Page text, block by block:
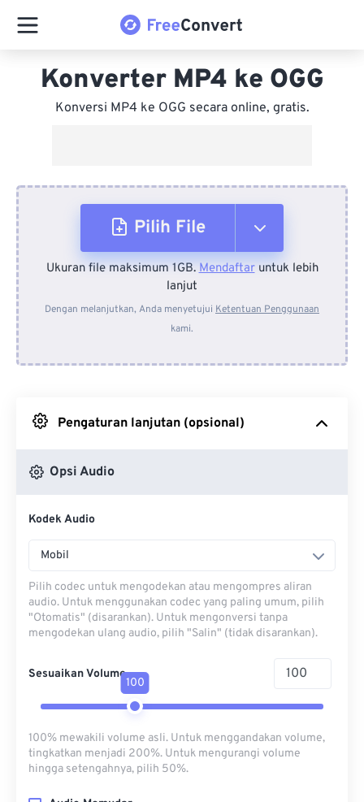
Konverter MP4 ke OGG
Konversi MP4 ke OGG secara online, gratis.
Pilih File
Dari Perangkat
Dari Dropbox
Ukuran file maksimum 1GB.Mendaftaruntuk lebih
lanjut
Dengan melanjutkan, Anda menyetujui Ketentuan Penggunaan
kami.
Pengaturan lanjutan (opsional)
Opsi Audio
Kodek Audio
Mobil
Pilih codec untuk mengodekan atau mengompres aliran
audio. Untuk menggunakan codec yang paling umum, pilih
"Otomatis" (disarankan). Untuk mengonversi tanpa
mengodekan ulang audio, pilih "Salin" (tidak disarankan).
Sesuaikan Volume
100
100% mewakili volume asli. Untuk menggandakan volume,
tingkatkan menjadi 200%. Untuk mengurangi volume
hingga setengahnya, pilih 50%.